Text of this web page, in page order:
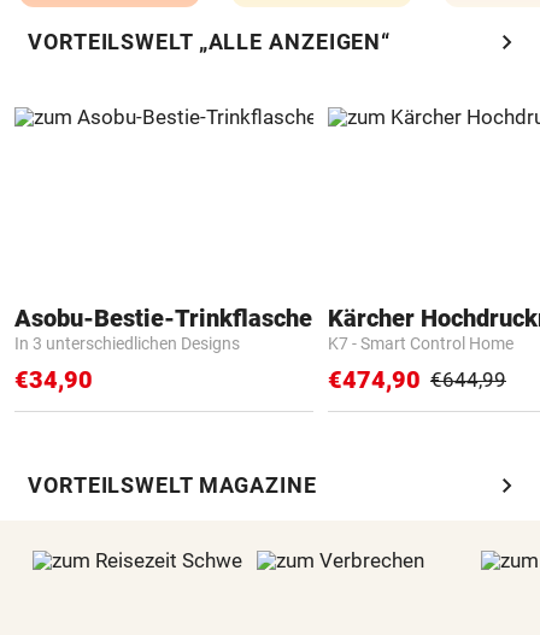
VORTEILSWELT „ALLE ANZEIGEN“ chevron_right
Asobu-Bestie-Trinkflasche
In 3 unterschiedlichen Designs
€34,90
Kärcher
K7 - Smart Control Home
€474,90 €644,99
VORTEILSWELT MAGAZINE chevron_right